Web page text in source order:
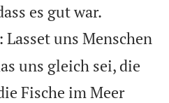
es gut war.
uns Menschen
uns gleich sei, die
Fische im Meer